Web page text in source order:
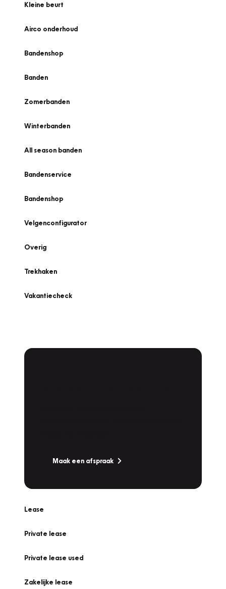
Kleine beurt
Airco onderhoud
Bandenshop
Banden
Zomerbanden
Winterbanden
All season banden
Bandenservice
Bandenshop
Velgenconfigurator
Overig
Trekhaken
Vakantiecheck
Maak een afspraak
Lease
Private lease
Private lease used
Zakelijke lease